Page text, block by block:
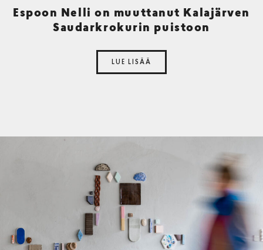
Espoon Nelli on muuttanut Kalajärven
Saudarkrokurin puistoon
LUE LISÄÄ